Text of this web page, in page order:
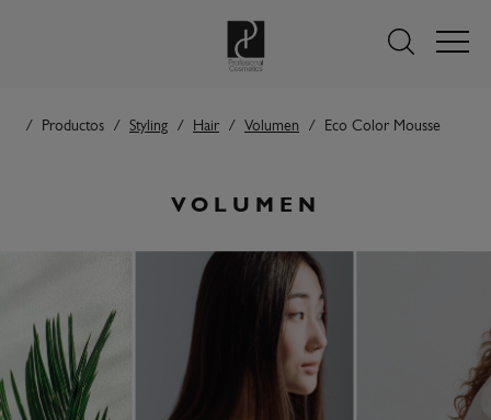
Productos Styling Hair Volumen Eco Color Mousse
VOLUMEN